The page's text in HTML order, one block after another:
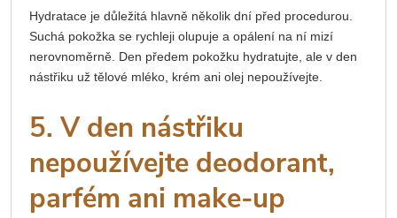
Hydratace je důležitá hlavně několik dní před procedurou.
Suchá pokožka se rychleji olupuje a opálení na ní mizí
nerovnoměrně. Den předem pokožku hydratujte, ale v den
nástřiku už tělové mléko, krém ani olej nepoužívejte.
5. V den nástřiku
nepoužívejte deodorant,
parfém ani make-up